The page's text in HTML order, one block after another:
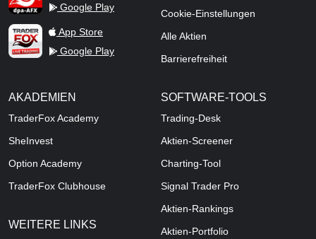
Google Play
TraderFox Live Trading
App Store
Google Play
Cookie-Einstellungen
Alle Aktien
Barrierefreiheit
AKADEMIEN
TraderFox Academy
SheInvest
Option Academy
TraderFox Clubhouse
WEITERE LINKS
SOFTWARE-TOOLS
Trading-Desk
Aktien-Screener
Charting-Tool
Signal Trader Pro
Aktien-Rankings
Aktien-Portfolio